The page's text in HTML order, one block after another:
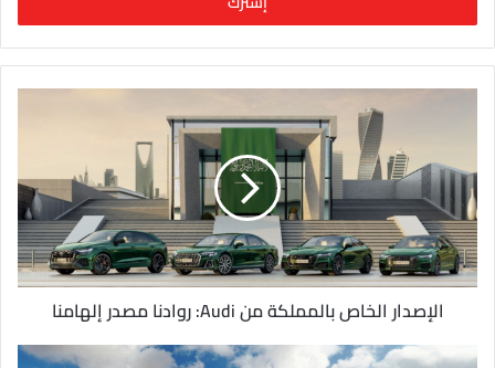
ب
ر
ي
د
ل
إ
ل
ك
ت
ر
ي
الإصدار الخاص بالمملكة من Audi: روادنا مصدر إلهامنا